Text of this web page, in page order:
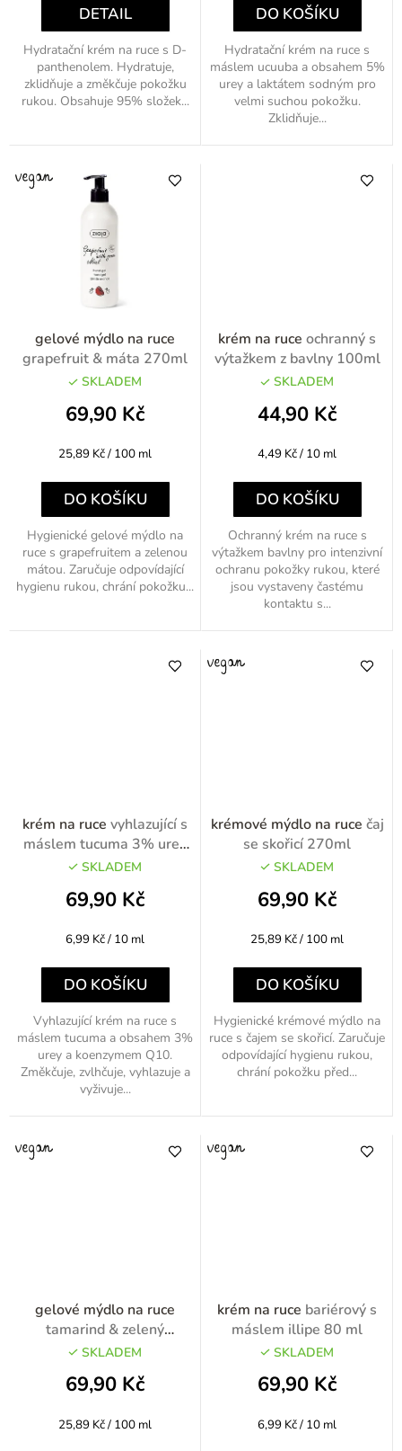
DETAIL
Hydratační krém na ruce s D-
panthenolem. Hydratuje,
zklidňuje a změkčuje pokožku
rukou. Obsahuje 95% složek...
DO KOŠÍKU
Hydratační krém na ruce s
máslem ucuuba a obsahem 5%
urey a laktátem sodným pro
velmi suchou pokožku.
Zklidňuje...
gelové mýdlo na ruce
grapefruit & máta 270ml
SKLADEM
69,90 Kč
Měrná
25,89 Kč / 100 ml
DO KOŠÍKU
Hygienické gelové mýdlo na
ruce s grapefruitem a zelenou
mátou. Zaručuje odpovídající
hygienu rukou, chrání pokožku...
krém na ruce ochranný s
výtažkem z bavlny 100ml
SKLADEM
44,90 Kč
Měrná
4,49 Kč / 10 ml
DO KOŠÍKU
Ochranný krém na ruce s
výtažkem bavlny pro intenzivní
ochranu pokožky rukou, které
jsou vystaveny častému
kontaktu s...
krém na ruce vyhlazující s
máslem tucuma 3% urea
80ml
SKLADEM
69,90 Kč
Měrná
6,99 Kč / 10 ml
DO KOŠÍKU
Vyhlazující krém na ruce s
máslem tucuma a obsahem 3%
urey a koenzymem Q10.
Změkčuje, zvlhčuje, vyhlazuje a
vyživuje...
krémové mýdlo na ruce čaj
se skořicí 270ml
SKLADEM
69,90 Kč
Měrná
25,89 Kč / 100 ml
DO KOŠÍKU
Hygienické krémové mýdlo na
ruce s čajem se skořicí. Zaručuje
odpovídající hygienu rukou,
chrání pokožku před...
gelové mýdlo na ruce
tamarind & zelený
pomeranč 270ml
SKLADEM
69,90 Kč
Měrná
25,89 Kč / 100 ml
krém na ruce bariérový s
máslem illipe 80 ml
SKLADEM
69,90 Kč
Měrná
6,99 Kč / 10 ml